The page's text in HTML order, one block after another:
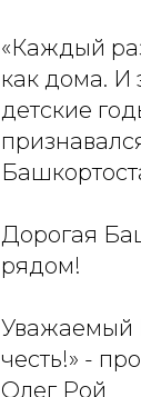
«Каждый
как дома. И
детские
Дорогая
рядом!
Уважаемый
честь!» -
Олег Рой